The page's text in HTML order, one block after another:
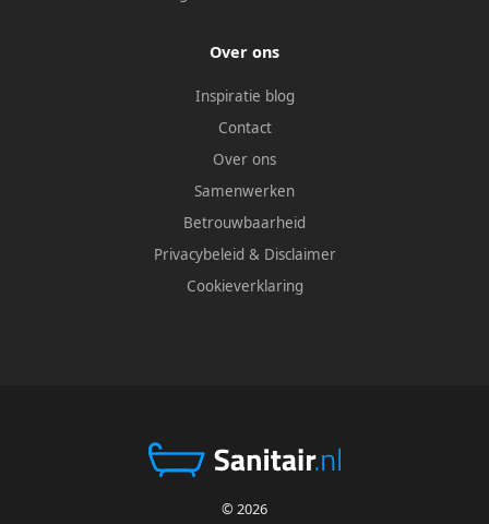
Over ons
Inspiratie blog
Contact
Over ons
Samenwerken
Betrouwbaarheid
Privacybeleid & Disclaimer
Cookieverklaring
© 2026